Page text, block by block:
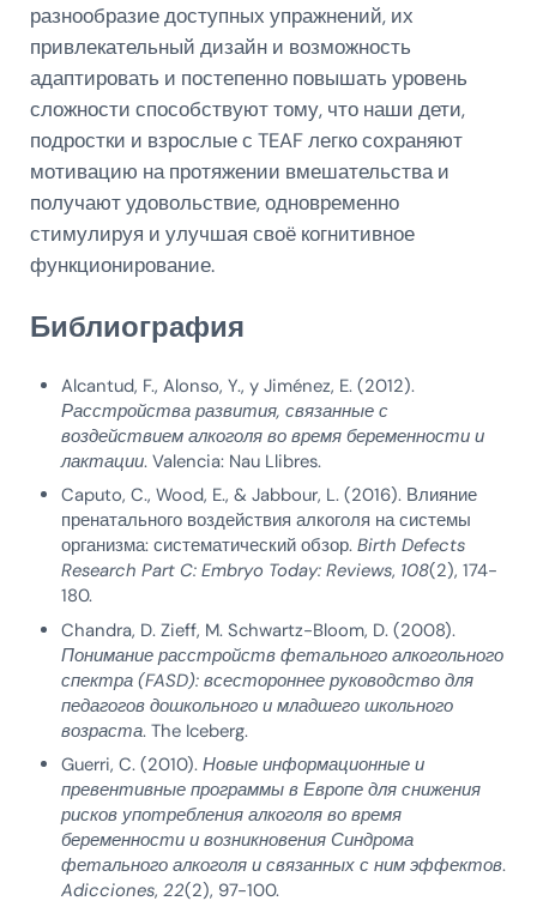
разнообразие доступных упражнений, их
привлекательный дизайн и возможность
адаптировать и постепенно повышать уровень
сложности способствуют тому, что наши дети,
подростки и взрослые с TEAF легко сохраняют
мотивацию на протяжении вмешательства и
получают удовольствие, одновременно
стимулируя и улучшая своё когнитивное
функционирование.
Библиография
Alcantud, F., Alonso, Y., y Jiménez, E. (2012).
Расстройства развития, связанные с
воздействием алкоголя во время беременности и
лактации. Valencia: Nau Llibres.
Caputo, C., Wood, E., & Jabbour, L. (2016). Влияние
пренатального воздействия алкоголя на системы
организма: систематический обзор. Birth Defects
Research Part C: Embryo Today: Reviews, 108(2), 174-
180.
Chandra, D. Zieff, M. Schwartz-Bloom, D. (2008).
Понимание расстройств фетального алкогольного
спектра (FASD): всестороннее руководство для
педагогов дошкольного и младшего школьного
возраста. The Iceberg.
Guerri, C. (2010). Новые информационные и
превентивные программы в Европе для снижения
рисков употребления алкоголя во время
беременности и возникновения Синдрома
фетального алкоголя и связанных с ним эффектов.
Adicciones, 22(2), 97-100.